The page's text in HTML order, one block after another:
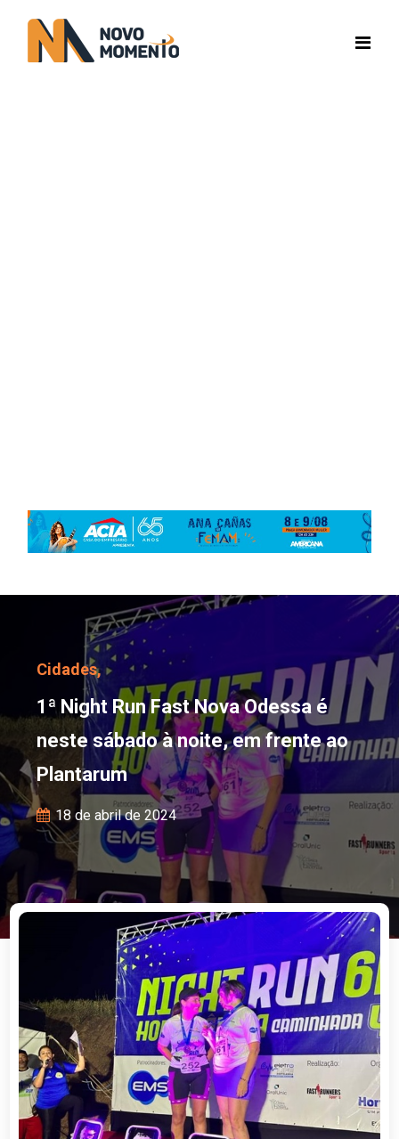
1ª Night Run Fast
Cidades,
1ª Night Run Fast Nova Odessa é
neste sábado à noite, em frente ao
Plantarum
18 de abril de 2024